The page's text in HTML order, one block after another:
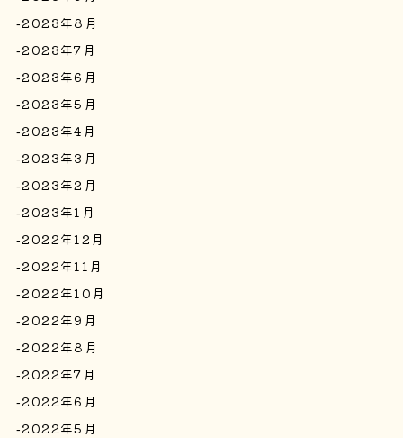
2023年8月
2023年7月
2023年6月
2023年5月
2023年4月
2023年3月
2023年2月
2023年1月
2022年12月
2022年11月
2022年10月
2022年9月
2022年8月
2022年7月
2022年6月
2022年5月